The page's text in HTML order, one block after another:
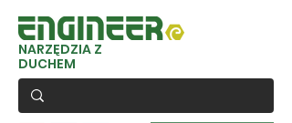
NARZĘDZIA Z
DUCHEM